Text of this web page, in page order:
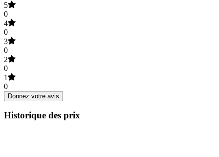
5
0
4
0
3
0
2
0
1
0
Donnez votre avis
Historique des prix